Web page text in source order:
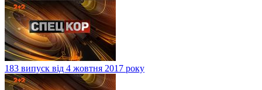
183 випуск від 4 жовтня 2017 року